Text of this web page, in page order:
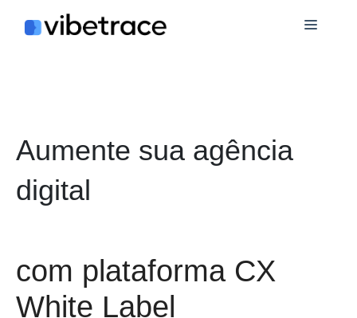
para
Aumente sua agência
digital
com plataforma CX
White Label